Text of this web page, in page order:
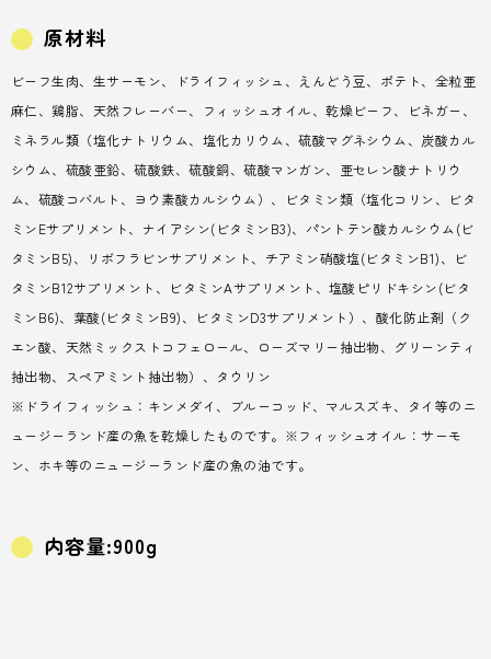
原材料
ビーフ生肉、生サーモン、ドライフィッシュ、えんどう豆、ポテト、全粒亜
麻仁、鶏脂、天然フレーバー、フィッシュオイル、乾燥ビーフ、ビネガー、
ミネラル類（塩化ナトリウム、塩化カリウム、硫酸マグネシウム、炭酸カル
シウム、硫酸亜鉛、硫酸鉄、硫酸銅、硫酸マンガン、亜セレン酸ナトリウ
ム、硫酸コバルト、ヨウ素酸カルシウム）、ビタミン類（塩化コリン、ビタ
ミンEサプリメント、ナイアシン(ビタミンB3)、パントテン酸カルシウム(ビ
タミンB5)、リボフラビンサプリメント、チアミン硝酸塩(ビタミンB1)、ビ
タミンB12サプリメント、ビタミンAサプリメント、塩酸ピリドキシン(ビタ
ミンB6)、葉酸(ビタミンB9)、ビタミンD3サプリメント）、酸化防止剤（ク
エン酸、天然ミックストコフェロール、ローズマリー抽出物、グリーンティ
抽出物、スペアミント抽出物）、タウリン
※ドライフィッシュ：キンメダイ、ブルーコッド、マルスズキ、タイ等のニ
ュージーランド産の魚を乾燥したものです。※フィッシュオイル：サーモ
ン、ホキ等のニュージーランド産の魚の油です。
内容量:900g